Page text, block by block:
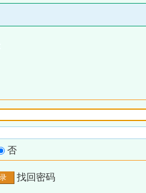
否
找回密码